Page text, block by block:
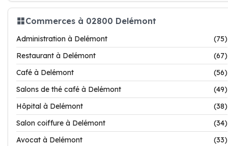
Commerces à 02800 Delémont
Administration à Delémont
(75)
Restaurant à Delémont
(67)
Café à Delémont
(56)
Salons de thé café à Delémont
(49)
Hôpital à Delémont
(38)
Salon coiffure à Delémont
(34)
Avocat à Delémont
(33)